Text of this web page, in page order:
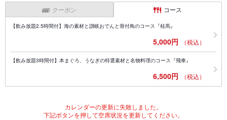
クーポン コース
【飲み放題2.5時間付】海の素材と讃岐おでんと骨付鳥のコース『桂馬』
5,000円 （税込）
【飲み放題3時間付】本まぐろ、うなぎの特選素材と名物料理のコース『飛車』
6,500円 （税込）
カレンダーの更新に失敗しました。
下記ボタンを押して空席状況を更新してください。